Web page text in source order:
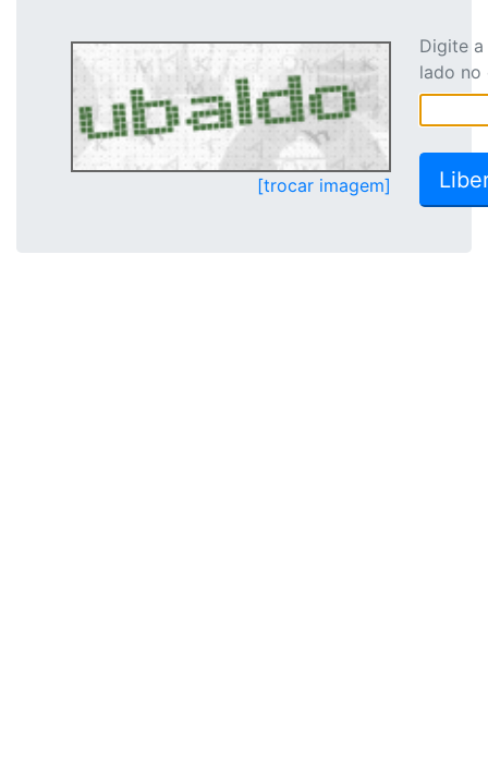
[trocar imagem]
Digite
lado no